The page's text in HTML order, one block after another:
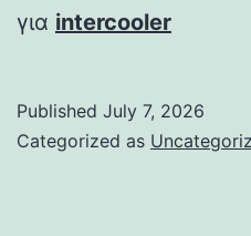
για intercooler
Published July 7, 2026
Categorized as